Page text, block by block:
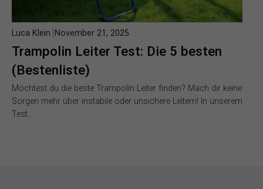
Trampolin Leiter Test: Die 5 besten
(Bestenliste)
Luca Klein November 21, 2025
Möchtest du die beste Trampolin Leiter finden? Mach dir keine
Sorgen mehr über instabile oder unsichere Leitern! In unserem
Test…